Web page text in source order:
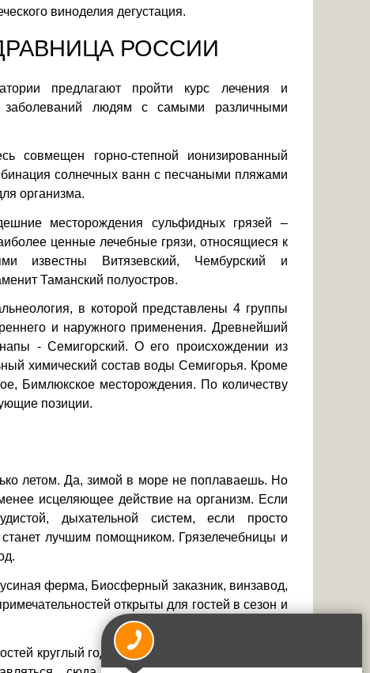
виноделия дегустация.
РОССИИ
предлагают пройти курс лечения и
заболеваний людям с самыми различными
совмещен горно-степной ионизированный
солнечных ванн с песчаными пляжами
организма.
месторождения сульфидных грязей –
ценные лечебные грязи, относящиеся к
известны Витязевский, Чембурский и
Таманский полуостров.
в которой представлены 4 группы
и наружного применения. Древнейший
- Семигорский. О его происхождении из
химический состав воды Семигорья. Кроме
Бимлюкское месторождения. По количеству
позиции.
летом. Да, зимой в море не поплаваешь. Но
исцеляющее действие на организм. Если
дыхательной систем, если просто
лучшим помощником. Грязелечебницы и
ферма, Биосферный заказник, винзавод,
открыты для гостей в сезон и
круглый год на отдых. Кому по душе тихие